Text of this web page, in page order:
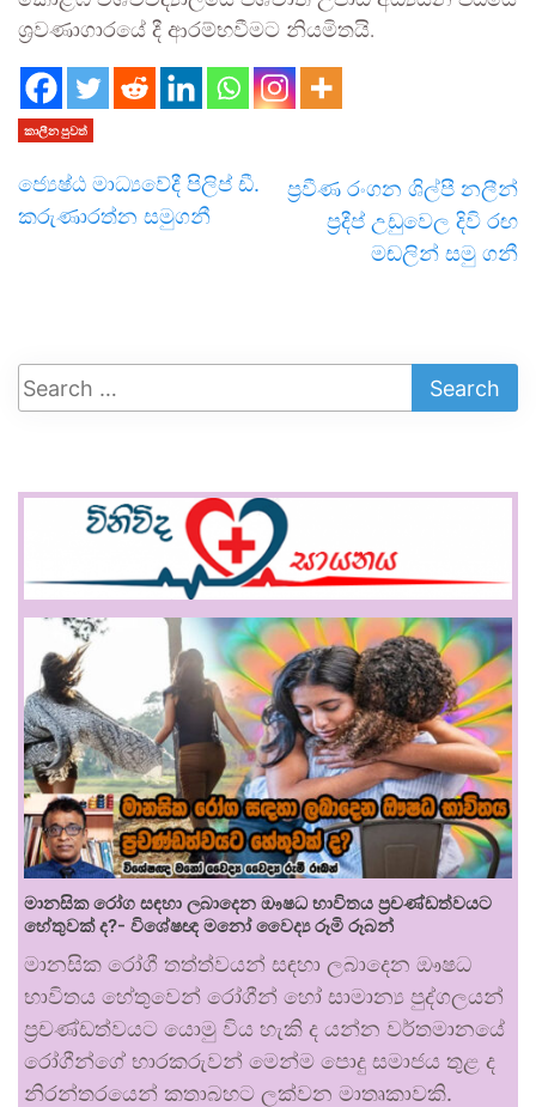
ශ්‍රවණාගාරයේ දී ආරම්භවීමට නියමිතයි.
කාලීන පුවත්
ජ්‍යෙෂ්ඨ මාධ්‍ය­වේදී පිලිප් ඩී.
කරු­ණා­රත්න සමුගනී
ප්‍රවීණ රංගන ශිල්පී නලීන්
ප්‍රදීප් උඩුවෙල දිවි රඟ
මඬලින් සමු ගනී
මානසික රෝග සඳහා ලබාදෙන ඖෂධ භාවිතය ප්‍රචණ්ඩත්වයට
හේතුවක් ද?- විශේෂඥ මනෝ වෛද්‍ය රූමි රූබන්
මානසික රෝගී තත්ත්වයන් සඳහා ලබාදෙන ඖෂධ
භාවිතය හේතුවෙන් රෝගීන් හෝ සාමාන්‍ය පුද්ගලයන්
ප්‍රචණ්ඩත්වයට යොමු විය හැකි ද යන්න වර්තමානයේ
රෝගීන්ගේ භාරකරුවන් මෙන්ම පොදු සමාජය තුළ ද
නිරන්තරයෙන් කතාබහට ලක්වන මාතෘකාවකි.